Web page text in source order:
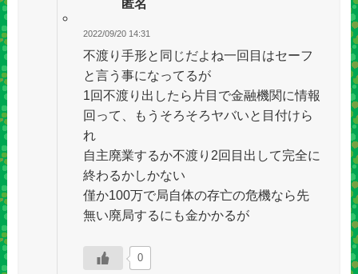
匿名
2022/09/20 14:31
不渡り手形と同じだよね一回目はセーフ
と言う事になってるが
1回不渡り出したら片目で金融機関に情報
回って、もうそろそろヤバいと目付けら
れ
自主廃業するか不渡り2回目出して完全に
終わるかしかない
僅か100万で局自体の存亡の危機なら先
無い廃局するにも金かかるが
0